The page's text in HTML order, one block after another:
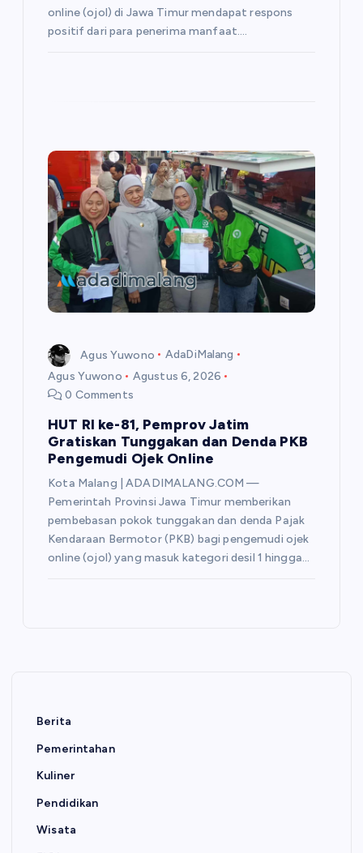
online (ojol) di Jawa Timur mendapat respons
positif dari para penerima manfaat.…
Agus Yuwono
AdaDiMalang
Agus Yuwono
Agustus 6, 2026
0 Comments
HUT RI ke-81, Pemprov Jatim
Gratiskan Tunggakan dan Denda PKB
Pengemudi Ojek Online
Kota Malang | ADADIMALANG.COM —
Pemerintah Provinsi Jawa Timur memberikan
pembebasan pokok tunggakan dan denda Pajak
Kendaraan Bermotor (PKB) bagi pengemudi ojek
online (ojol) yang masuk kategori desil 1 hingga…
Berita
Pemerintahan
Kuliner
Pendidikan
Wisata